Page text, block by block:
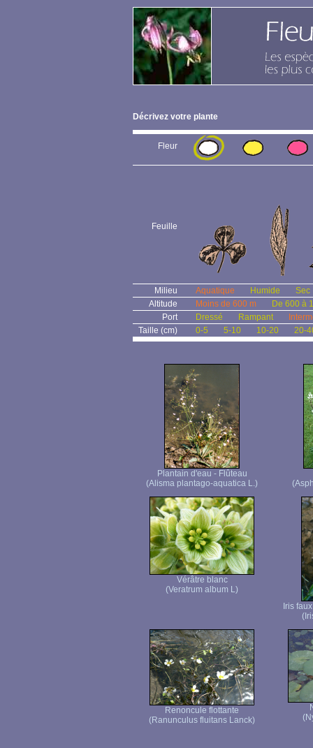
Décrivez votre plante
Fleur
Feuille
Milieu Aquatique Humide
Sec
Altitude
Moins de 600 m
De 600 à
Port
Dressé Rampant
Taille (cm)
0-5 5-10 10-20 20-
Plantain d'eau - Flûteau
(Alisma plantago-aquatica L.)
Vérâtre blanc
(Veratrum album L)
Iris
Renoncule flottante
(Ranunculus fluitans Lanck)